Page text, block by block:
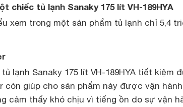
chiếc tủ lạnh Sanaky 175 lít VH-189HYA
xem trong một sản phẩm tủ lạnh chỉ 5,4
lạnh Sanaky 175 lít VH-189HYA tiết kiệm
còn giúp cho sản phẩm này được vận hành
cảm thấy khó chịu vì tiếng ồn do sự vận